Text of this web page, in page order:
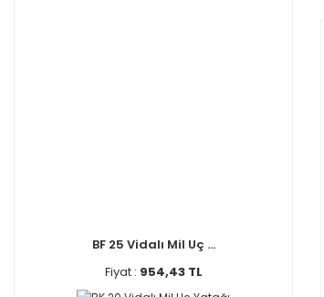
BF 25 Vidalı Mil Uç ...
Fiyat : 954,43 TL